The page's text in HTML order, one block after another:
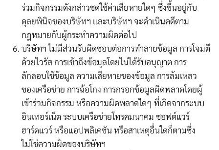
ร่วมกิจกรรมดังกล่าวชดใช้ค่าเสียหายใดๆ ซึ่งขึ้นอยู่กับ
ดุลยพินิจของบริษัทฯ และบริษัทฯ จะดำเนินคดีตาม
กฎหมายกับผู้กระทำความผิดต่อไป
บริษัทฯ ไม่มีส่วนรับผิดชอบต่อการทำลายข้อมูล การโจมตี
ด้วยไวรัส การเข้าถึงข้อมูลโดยไม่ได้รับอนุญาต การ
ลักลอบใช้ข้อมูล ความเสียหายของข้อมูล การล้มเหลว
ของเครือข่าย การฉ้อโกง การกรอกข้อมูลผิดพลาดโดยผู้
เข้าร่วมกิจกรรม หรือความผิดพลาดใดๆ ที่เกิดจากระบบ
อินเทอร์เน็ต ระบบเครือข่ายโทรคมนาคม ซอฟต์แวร์
ฮาร์ดแวร์ หรือแอปพลิเคชัน หรือสาเหตุอื่นใดก็ตามซึ่ง
ไม่ใช่ความผิดของบริษัทฯ